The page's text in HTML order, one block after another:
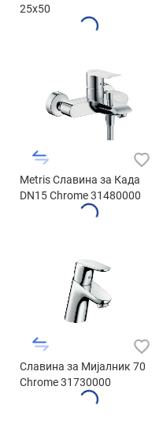
25x50
Metris Славина за Када
DN15 Chrome 31480000
Славина за Мијалник 70
Chrome 31730000